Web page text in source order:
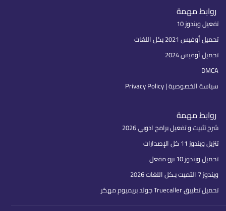
روابط مهمة
تفعيل ويندوز 10
تحميل أوفيس 2021 بكل اللغات
تحميل أوفيس 2024
DMCA
سياسة الخصوصية | Privacy Policy
روابط مهمة
شرح تثبيت و تفعيل برامج ادوبي 2026
تنزيل ويندوز 11 كل الإصدارات
تحميل ويندوز 10 برو مفعل
ويندوز 7 التميت بـكل اللغات 2026
تحميل تطبيق Truecaller جولد بريميوم مهكر